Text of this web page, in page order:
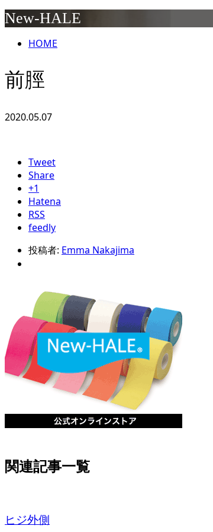
New-HALE
HOME
前脛
2020.05.07
Tweet
Share
+1
Hatena
RSS
feedly
投稿者: Emma Nakajima
関連記事一覧
ヒジ外側